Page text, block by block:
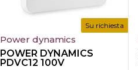
Su richiesta
Power dynamics
POWER DYNAMICS
PDVC12 100V